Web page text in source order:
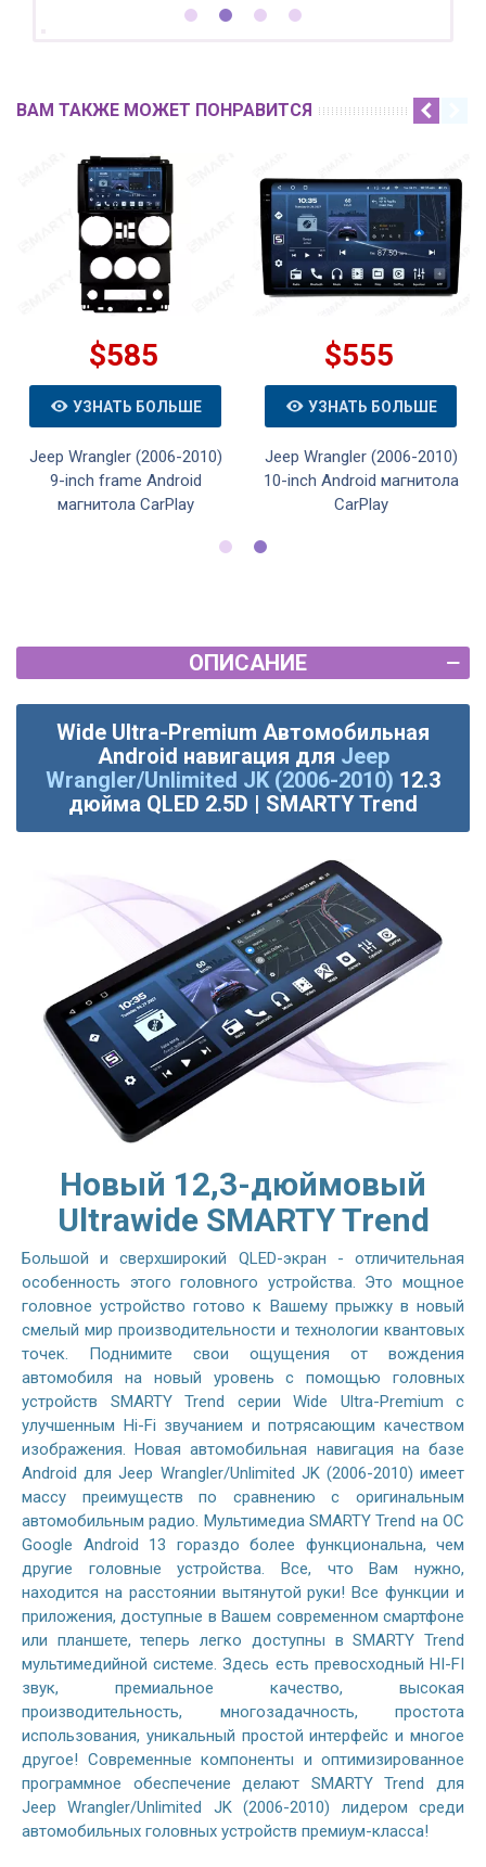
ВАМ ТАКЖЕ МОЖЕТ ПОНРАВИТСЯ
$585
УЗНАТЬ БОЛЬШЕ
Jeep Wrangler (2006-2010)
9-inch frame Android
магнитола CarPlay
$555
УЗНАТЬ БОЛЬШЕ
Jeep Wrangler (2006-2010)
10-inch Android магнитола
CarPlay
ОПИСАНИЕ
Wide Ultra-Premium Автомобильная
Android навигация для Jeep
Wrangler/Unlimited JK (2006-2010) 12.3
дюйма QLED 2.5D | SMARTY Trend
Новый 12,3-дюймовый
Ultrawide SMARTY Trend
Большой и сверхширокий QLED-экран - отличительная
особенность этого головного устройства. Это мощное
головное устройство готово к Вашему прыжку в новый
смелый мир производительности и технологии квантовых
точек. Поднимите свои ощущения от вождения
автомобиля на новый уровень с помощью головных
устройств SMARTY Trend серии Wide Ultra-Premium с
улучшенным Hi-Fi звучанием и потрясающим качеством
изображения. Новая автомобильная навигация на базе
Android для Jeep Wrangler/Unlimited JK (2006-2010) имеет
массу преимуществ по сравнению с оригинальным
автомобильным радио. Мультимедиа SMARTY Trend на ОС
Google Android 13 гораздо более функциональна, чем
другие головные устройства. Все, что Вам нужно,
находится на расстоянии вытянутой руки! Все функции и
приложения, доступные в Вашем современном смартфоне
или планшете, теперь легко доступны в SMARTY Trend
мультимедийной системе. Здесь есть превосходный HI-FI
звук, премиальное качество, высокая
производительность, многозадачность, простота
использования, уникальный простой интерфейс и многое
другое! Современные компоненты и оптимизированное
программное обеспечение делают SMARTY Trend для
Jeep Wrangler/Unlimited JK (2006-2010) лидером среди
автомобильных головных устройств премиум-класса!